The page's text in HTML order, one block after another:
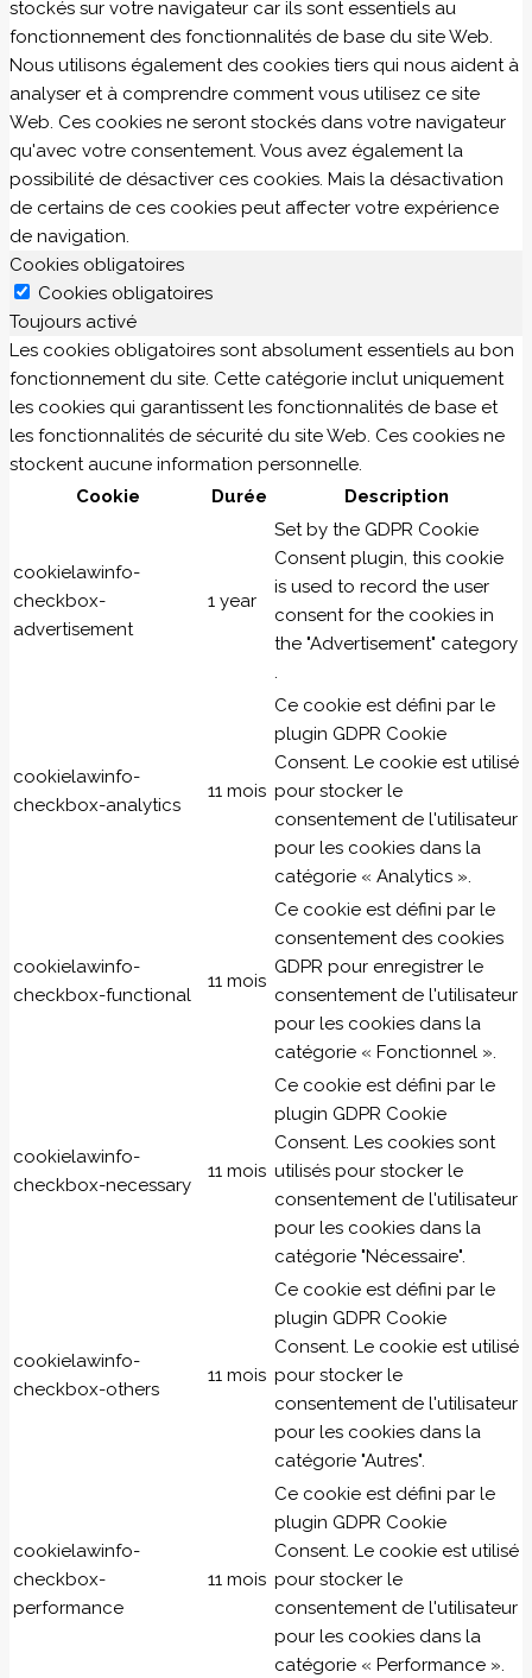
stockés sur votre navigateur car ils sont essentiels au
fonctionnement des fonctionnalités de base du site Web.
Nous utilisons également des cookies tiers qui nous aident à
analyser et à comprendre comment vous utilisez ce site
Web. Ces cookies ne seront stockés dans votre navigateur
qu'avec votre consentement. Vous avez également la
possibilité de désactiver ces cookies. Mais la désactivation
de certains de ces cookies peut affecter votre expérience
de navigation.
Cookies obligatoires
Cookies obligatoires
Toujours activé
Les cookies obligatoires sont absolument essentiels au bon
fonctionnement du site. Cette catégorie inclut uniquement
les cookies qui garantissent les fonctionnalités de base et
les fonctionnalités de sécurité du site Web. Ces cookies ne
stockent aucune information personnelle.
Cookie
Durée Description
cookielawinfo-
checkbox-
advertisement
1 year
Set by the GDPR Cookie
Consent plugin, this cookie
is used to record the user
consent for the cookies in
the "Advertisement" category
.
cookielawinfo-
checkbox-analytics
11 mois
Ce cookie est défini par le
plugin GDPR Cookie
Consent. Le cookie est utilisé
pour stocker le
consentement de l'utilisateur
pour les cookies dans la
catégorie « Analytics ».
cookielawinfo-
checkbox-functional
11 mois
Ce cookie est défini par le
consentement des cookies
GDPR pour enregistrer le
consentement de l'utilisateur
pour les cookies dans la
catégorie « Fonctionnel ».
cookielawinfo-
checkbox-necessary
11 mois
Ce cookie est défini par le
plugin GDPR Cookie
Consent. Les cookies sont
utilisés pour stocker le
consentement de l'utilisateur
pour les cookies dans la
catégorie "Nécessaire".
cookielawinfo-
checkbox-others
11 mois
Ce cookie est défini par le
plugin GDPR Cookie
Consent. Le cookie est utilisé
pour stocker le
consentement de l'utilisateur
pour les cookies dans la
catégorie "Autres".
cookielawinfo-
checkbox-
performance
11 mois
Ce cookie est défini par le
plugin GDPR Cookie
Consent. Le cookie est utilisé
pour stocker le
consentement de l'utilisateur
pour les cookies dans la
catégorie « Performance ».